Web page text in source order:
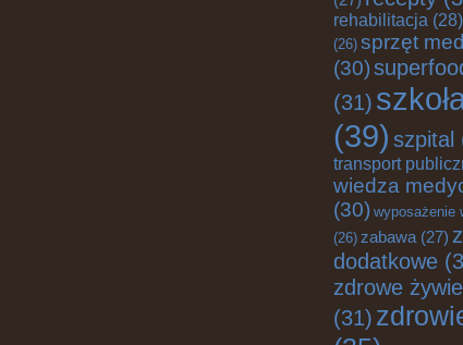
rehabilitacja (28)
(26) sprzęt
(30)
(31)
(39) szpital
transport
wiedza
(30) wyposażenie
(26) zabawa (27)
dodatkowe
zdrowe
(31)